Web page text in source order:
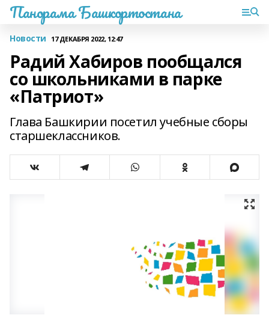
Панорама Башкортостана
Новости 17 ДЕКАБРЯ 2022, 12:47
Радий Хабиров пообщался
со школьниками в парке
«Патриот»
Глава Башкирии посетил учебные сборы
старшеклассников.